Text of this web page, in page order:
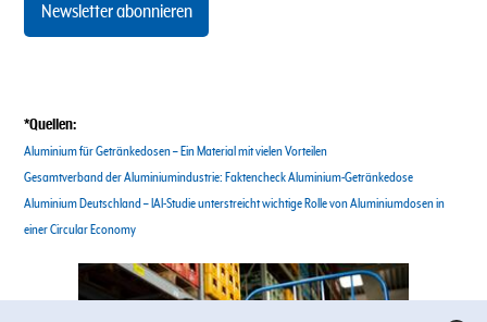
Newsletter abonnieren
*Quellen:
Aluminium für Getränkedosen – Ein Material mit vielen Vorteilen
Gesamtverband der Aluminiumindustrie: Faktencheck Aluminium-Getränkedose
Aluminium Deutschland – IAI-Studie unterstreicht wichtige Rolle von Aluminiumdosen in
einer Circular Economy